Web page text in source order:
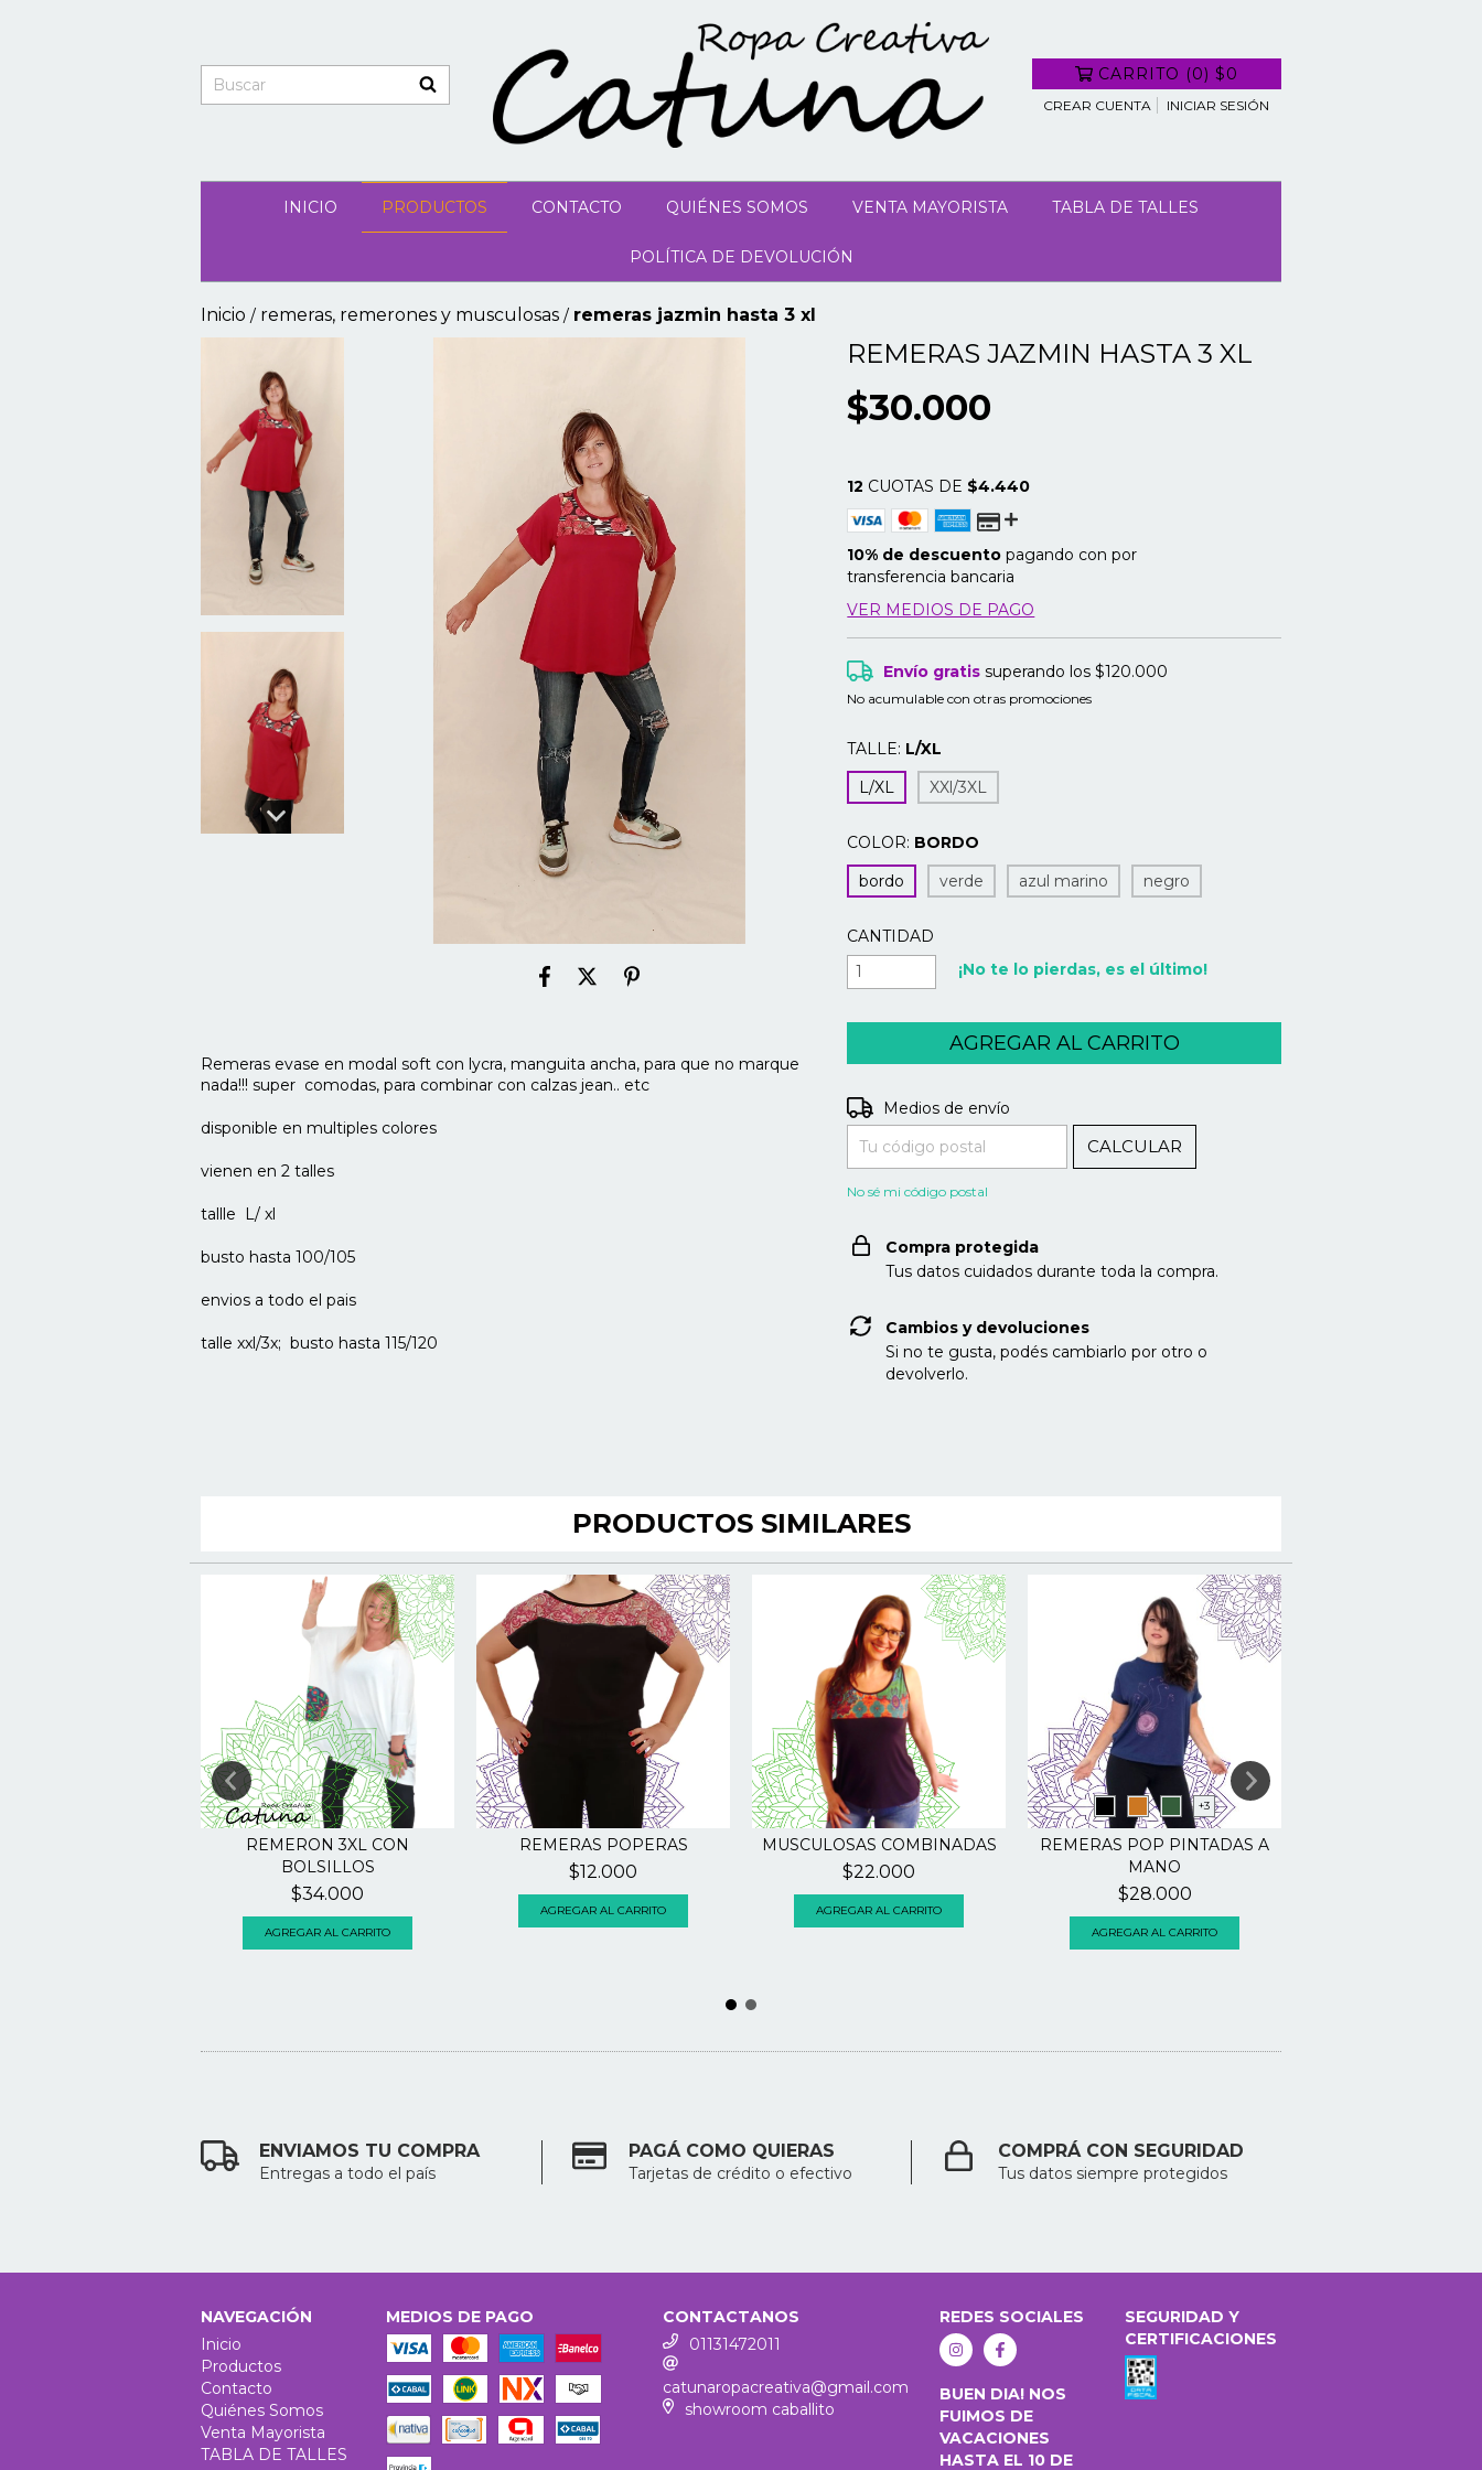
CARRITO (0) $0
CREAR CUENTA INICIAR SESIÓN
INICIO PRODUCTOS CONTACTO QUIÉNES SOMOS VENTA MAYORISTA TABLA DE TALLES
POLÍTICA DE DEVOLUCIÓN
Inicio / remeras, remerones y musculosas / remeras jazmin hasta 3 xl
Remeras evase en modal soft con lycra, manguita ancha, para que no marque
nada!!! super comodas, para combinar con calzas jean.. etc
disponible en multiples colores
vienen en 2 talles
tallle L/ xl
busto hasta 100/105
envios a todo el pais
talle xxl/3x; busto hasta 115/120
REMERAS JAZMIN HASTA 3 XL
$30.000
12 CUOTAS DE $4.440
10% de descuento pagando con por
transferencia bancaria
VER MEDIOS DE PAGO
Envío gratis superando los $120.000
No acumulable con otras promociones
TALLE: L/XL
L/XL
XXl/3XL
COLOR: BORDO
bordo
verde azul marino negro
CANTIDAD
¡No te lo pierdas, es el último!
Entregas para el CP:
Medios de envío
CALCULAR
No sé mi código postal
Compra protegida
Tus datos cuidados durante toda la compra.
Cambios y devoluciones
Si no te gusta, podés cambiarlo por otro o
devolverlo.
PRODUCTOS SIMILARES
REMERON 3XL CON
BOLSILLOS
$34.000
REMERAS POPERAS
$12.000
MUSCULOSAS COMBINADAS
$22.000
AGREGAR AL CARRITO
+3
REMERAS POP PINTADAS A
MANO
$28.000
AGREGAR AL CARRITO
ENVIAMOS TU COMPRA
Entregas a todo el país
PAGÁ COMO QUIERAS
Tarjetas de crédito o efectivo
COMPRÁ CON SEGURIDAD
Tus datos siempre protegidos
NAVEGACIÓN
Inicio
Productos
Contacto
Quiénes Somos
Venta Mayorista
TABLA DE TALLES
MEDIOS DE PAGO
CONTACTANOS
01131472011
catunaropacreativa@gmail.com
showroom caballito
REDES SOCIALES
BUEN DIA! NOS
FUIMOS DE
VACACIONES
HASTA EL 10 DE
SEGURIDAD Y
CERTIFICACIONES